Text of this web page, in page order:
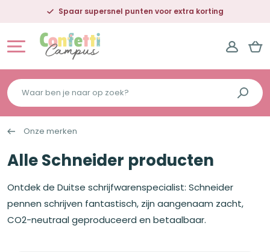
Spaar supersnel punten voor extra korting
Waar
ben
je
naar
op
zoek?
Onze merken
Alle Schneider producten
Ontdek de Duitse schrijfwarenspecialist: Schneider
pennen schrijven fantastisch, zijn aangenaam zacht,
CO2-neutraal geproduceerd en betaalbaar.